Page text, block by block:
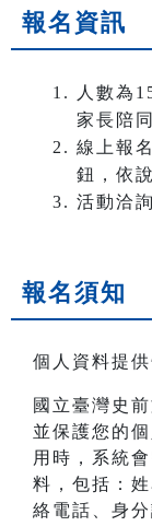
報名資訊
人數為
家長陪同
線上報
鈕，依
活動洽
報名須知
個人資料提
國立臺灣史
並保護您的
用時，系統
料，包括：
絡電話、身